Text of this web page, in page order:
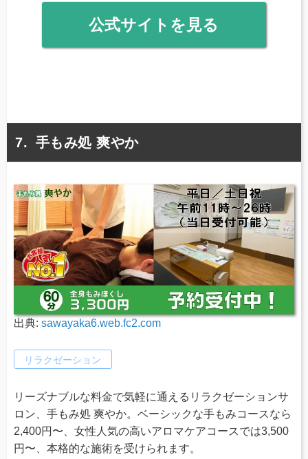
公式サイトを見る
手もみ処 爽やか
出典: sawayaka6.web.fc2.com
リラクゼーション
リーズナブルな料金で気軽に通えるリラクゼーションサ
ロン、手もみ処 爽やか。ベーシックな手もみコースなら
2,400円〜、女性人気の高いアロマケアコースでは3,500
円〜、本格的な施術を受けられます。